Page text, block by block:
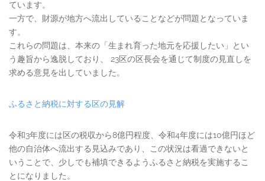
ています。
一方で、財源が地方へ流出していることなどが問題となっていま
す。
これらの問題は、本来の「生まれ育った地元を応援したい」とい
う趣旨から逸脱しており、 23区の区長会を通じて制度の見直しを
求める意見を出していました。
ふるさと納税に対する区の見解
令和3年度には区の税収から8億円程度、令和4年度には10億円ほど
他の自治体へ流出する見込みであり、この状況は看過できないと
いうことで、少しでも補填できるようふるさと納税を実施するこ
とになりました。